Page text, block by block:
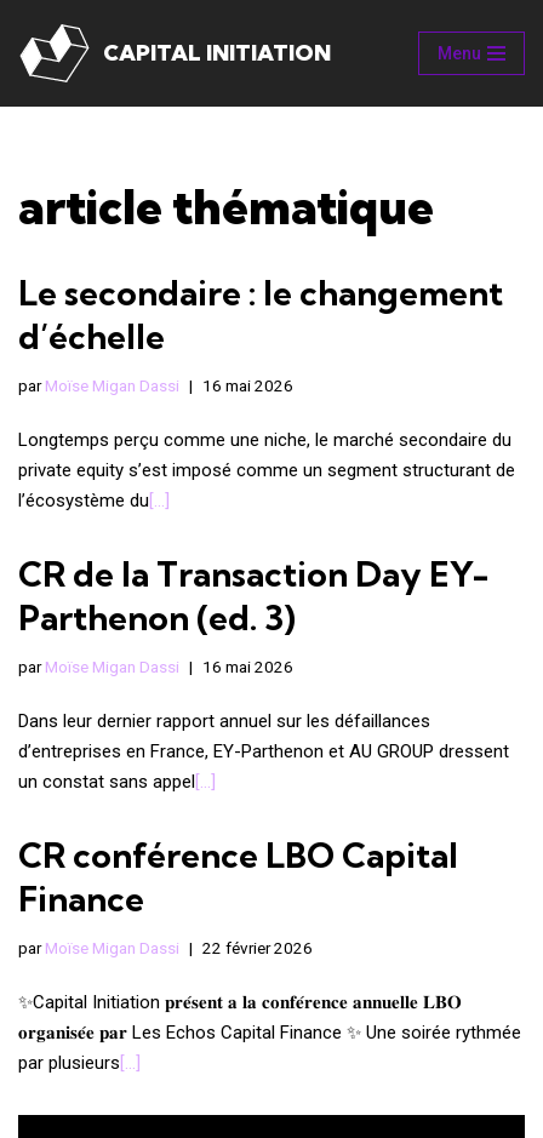
Aller
CAPITAL INITIATION Menu
article thématique
Le secondaire : le changement
d’échelle
parMoïse Migan Dassi 16 mai 2026
Longtemps perçu comme une niche, le marché secondaire du
private equity s’est imposé comme un segment structurant de
l’écosystème du[…]
CR de la Transaction Day EY-
Parthenon (ed. 3)
parMoïse Migan Dassi 16 mai 2026
Dans leur dernier rapport annuel sur les défaillances
d’entreprises en France, EY-Parthenon et AU GROUP dressent
un constat sans appel[…]
CR conférence LBO Capital
Finance
parMoïse Migan Dassi 22 février 2026
✨Capital Initiation 𝐩𝐫𝐞́𝐬𝐞𝐧𝐭 𝐚 𝐥𝐚 𝐜𝐨𝐧𝐟𝐞́𝐫𝐞𝐧𝐜𝐞 𝐚𝐧𝐧𝐮𝐞𝐥𝐥𝐞 𝐋𝐁𝐎
𝐨𝐫𝐠𝐚𝐧𝐢𝐬𝐞́𝐞 𝐩𝐚𝐫 Les Echos Capital Finance ✨ Une soirée rythmée
par plusieurs[…]